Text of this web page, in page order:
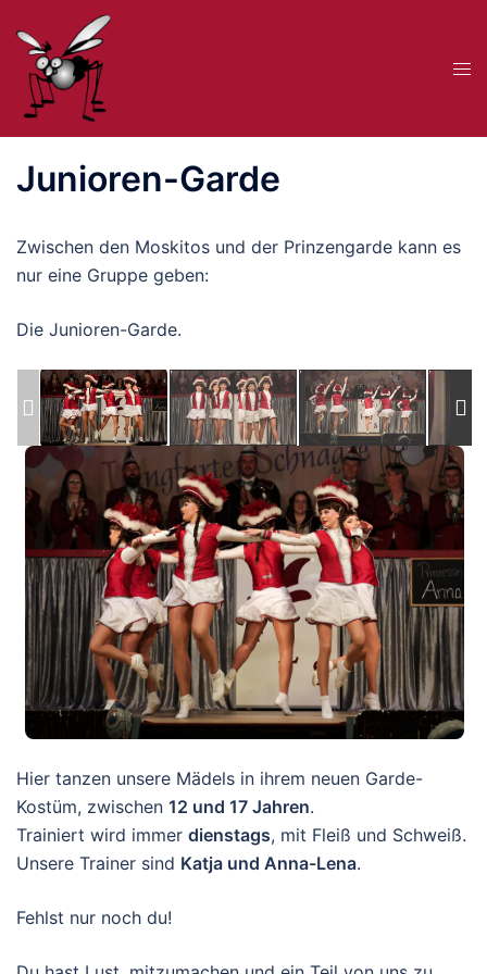
Inhalt
springen
Junioren-Garde
Zwischen den Moskitos und der Prinzengarde kann es
nur eine Gruppe geben:
Die Junioren-Garde.
Hier tanzen unsere Mädels in ihrem neuen Garde-
Kostüm, zwischen 12 und 17 Jahren.
Trainiert wird immer dienstags, mit Fleiß und Schweiß.
Unsere Trainer sind Katja und Anna-Lena.
Fehlst nur noch du!